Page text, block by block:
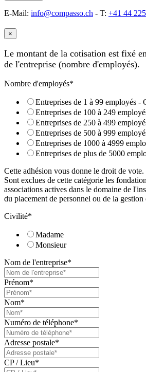
E-Mail: info@compasso.ch - T: +41 44
×
Le montant de la cotisation est fixé
de l'entreprise (nombre d'employés).
Nombre d'employés*
Entreprises de 1 à 99 employés -
Entreprises de 100 à 249
Entreprises de 250 à 499
Entreprises de 500 à 999
Entreprises de 1000 à 4999
Entreprises de plus de 5000
Cette adhésion vous donne le droit de vote.
Sont exclues de cette catégorie les
associations actives dans le domaine de
du placement de personnel ou de la gestion
Civilité*
Madame
Monsieur
Nom de l'entreprise*
Prénom*
Nom*
Numéro de téléphone*
Adresse postale*
CP / Lieu*